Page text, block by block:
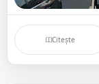
Citește